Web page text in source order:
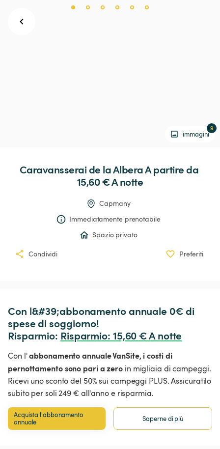
immagini
9
Caravansseraide laAlbera A partire da
15,60 € A notte
Capmany
Immediatamente prenotabile
Spazio privato
Condividi Preferiti
Con l&#39;abbonamento annuale 0€ di
spese di soggiorno!
Risparmio: Risparmio: 15,60 € A notte
Con l'abbonamento annuale VanSite, i costi di
pernottamento sono pari a zero in migliaia di campeggi.
Ricevi uno sconto del 50% sui campeggi PLUS. Assicuratilo
subito per soli 249 € all'anno e risparmia.
Acquista l'abbonamento
annuale
Saperne di più